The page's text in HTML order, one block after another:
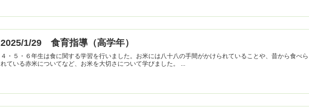
2025/1/29 食育指導（高学年）
４・５・６年生は食に関する学習を行いました。お米には八十八の手間がかけられていることや、昔から食べら